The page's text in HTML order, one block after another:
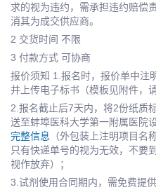
求的视为违约，需承担违约赔偿
消其为成交供应商。
2 交货时间 不限
3 付款方式 可协商
报价须知 1.报名时，报价单中注
并上传电子标书（模板见附件，
2.报名截止后7天内，将2份纸质
送至蚌埠医科大学第一附属医院
完整信息 （外包装上注明项目名
只有快递单号的视为无效，不要
视作放弃）；
3.试剂使用合同期内，需免费提供